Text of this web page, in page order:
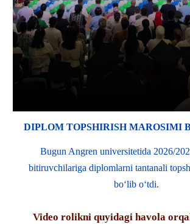
DIPLOM TOPSHIRISH MAROSIMI
Bugun Angren universitetida 2026/
bitiruvchilariga diplomlarni tantanali
bo‘lib o‘tdi.
Video rolikni quyidagi havola